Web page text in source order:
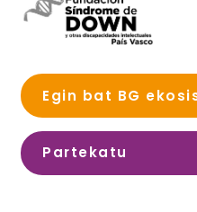
Egin bat BG
Partekatu